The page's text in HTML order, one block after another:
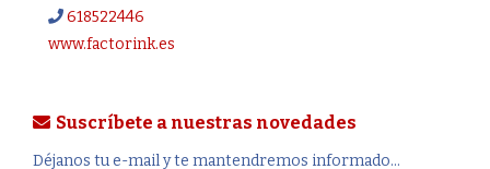
618522446
www.factorink.es
Suscríbete a nuestras novedades
Déjanos tu e-mail y te mantendremos informado...